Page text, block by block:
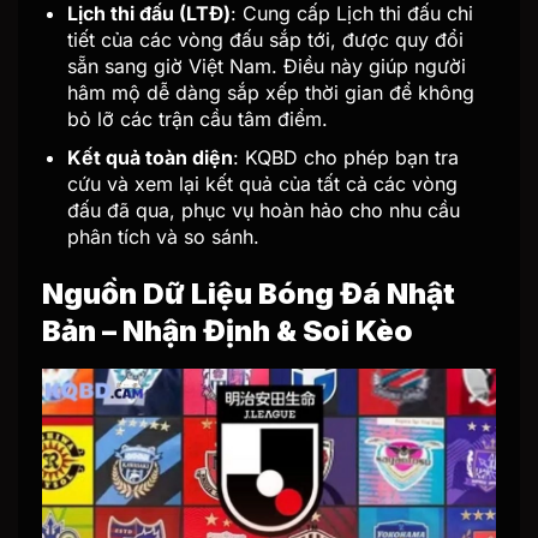
Lịch thi đấu (LTĐ): Cung cấp Lịch thi đấu chi
tiết của các vòng đấu sắp tới, được quy đổi
sẵn sang giờ Việt Nam. Điều này giúp người
hâm mộ dễ dàng sắp xếp thời gian để không
bỏ lỡ các trận cầu tâm điểm.
Kết quả toàn diện: KQBD cho phép bạn tra
cứu và xem lại kết quả của tất cả các vòng
đấu đã qua, phục vụ hoàn hảo cho nhu cầu
phân tích và so sánh.
Nguồn Dữ Liệu Bóng Đá Nhật
Bản – Nhận Định & Soi Kèo